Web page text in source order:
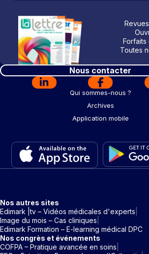
Toutes
Nous contacter
Qui sommes-nous ?
Archives
Application mobile
Nos autres sites
Edimark |tv – Vidéos médicales d'experts
Image du mois – Cas cliniques
Edimark Formation – E-learning médical DPC
Nos congrès et événements
COFPA – Pratique avancée en soins